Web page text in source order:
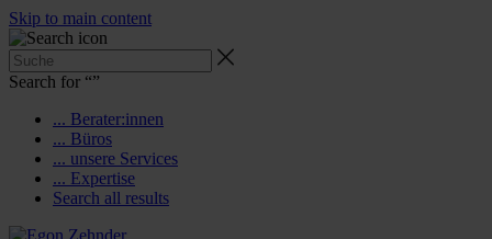
Skip to main content
Search for “”
... Berater:innen
... Büros
... unsere Services
... Expertise
Search all results